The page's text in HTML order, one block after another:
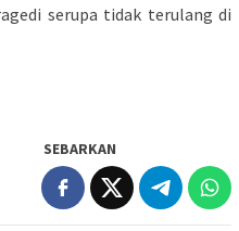
serupa tidak terulang di
SEBARKAN